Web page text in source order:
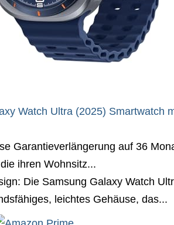
Watch Ultra (2025) Smartwatch
Garantieverlängerung auf 36
ihren Wohnsitz...
Die Samsung Galaxy Watch
leichtes Gehäuse, das...